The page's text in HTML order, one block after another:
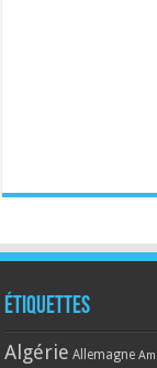
Étiquettes
Algérie Allemagne